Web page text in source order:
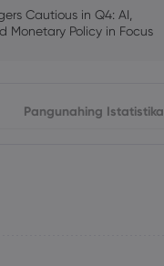
Cautious in Q4: AI,
Monetary Policy in Focus
Shutdown Threatens
Data Release
Russia Sanctions Unite
Pangunahing Istatistika